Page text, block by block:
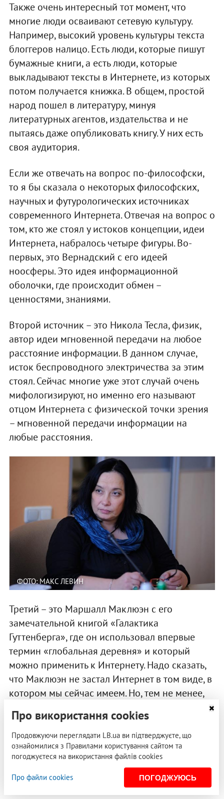
Также очень интересный тот момент, что
многие люди осваивают сетевую культуру.
Например, высокий уровень культуры текста
блоггеров налицо. Есть люди, которые пишут
бумажные книги, а есть люди, которые
выкладывают тексты в Интернете, из которых
потом получается книжка. В общем, простой
народ пошел в литературу, минуя
литературных агентов, издательства и не
пытаясь даже опубликовать книгу. У них есть
своя аудитория.
Если же отвечать на вопрос по-философски,
то я бы сказала о некоторых философских,
научных и футурологических источниках
современного Интернета. Отвечая на вопрос о
том, кто же стоял у истоков концепции, идеи
Интернета, набралось четыре фигуры. Во-
первых, это Вернадский с его идеей
ноосферы. Это идея информационной
оболочки, где происходит обмен –
ценностями, знаниями.
Второй источник – это Никола Тесла, физик,
автор идеи мгновенной передачи на любое
расстояние информации. В данном случае,
исток беспроводного электричества за этим
стоял. Сейчас многие уже этот случай очень
мифологизируют, но именно его называют
отцом Интернета с физической точки зрения
– мгновенной передачи информации на
любые расстояния.
ФОТО: МАКС ЛЕВИН
Третий – это Маршалл Маклюэн с его
замечательной книгой «Галактика
Гуттенберга», где он использовал впервые
термин «глобальная деревня» и который
можно применить к Интернету. Надо сказать,
что Маклюэн не застал Интернет в том виде, в
котором мы сейчас имеем. Но, тем не менее,
основные концепты он обсуждал так, будто он
жил в эпоху Интернета. И четвертый источник
– это Карл Поппер с его идеей открытого
общества.
Вот это те четыре источника, которые
конституировали, описали Интернет в
Про використання cookies
Продовжуючи переглядати LB.ua ви підтверджуєте, що
ознайомилися з Правилами користування сайтом та
погоджуєтеся на використання файлів cookies
Про файли cookies ПОГОДЖУЮСЬ